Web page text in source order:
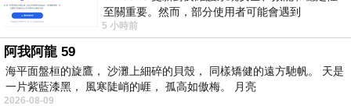
吧台料理區分為二邊；左邊是燒烤區；右邊是生
食料理區。
至關重要。然而，部分使用者可能會遇到
Windows 11 設定應用程式中缺少「Windows 更
5 小時前
阿我阿龍 59
海平面盤桓的旋鷹， 沙灘上細碎的貝殼， 同樣矯健的遠方馳帆。 天是
一片紫藍漆黑， 風寒陡峭的崕， 孤高如傲梅。 月亮
2026-08-09